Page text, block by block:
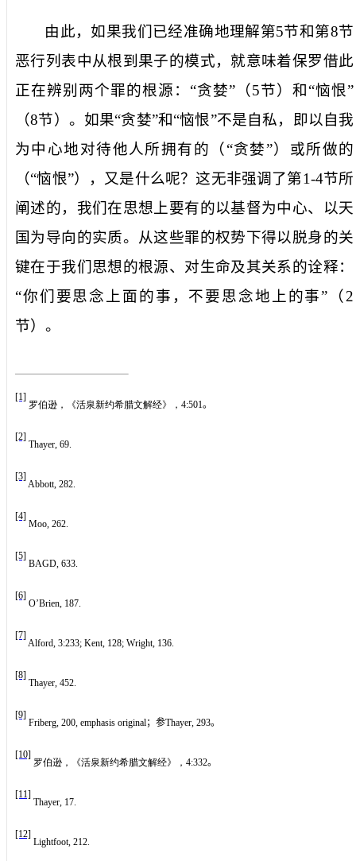
由此，如果我们已经准确地理解第5节和第8节
恶行列表中从根到果子的模式，就意味着保罗借此
正在辨别两个罪的根源：“贪婪”（5节）和“恼恨”
（8节）。如果“贪婪”和“恼恨”不是自私，即以自我
为中心地对待他人所拥有的（“贪婪”）或所做的
（“恼恨”），又是什么呢？这无非强调了第1-4节所
阐述的，我们在思想上要有的以基督为中心、以天
国为导向的实质。从这些罪的权势下得以脱身的关
键在于我们思想的根源、对生命及其关系的诠释：
“你们要思念上面的事，不要思念地上的事”（ 2
节）。
[1]
罗伯逊，《活泉新约希腊文解经》， 4:501。
[2]
Thayer, 69.
[3]
Abbott, 282.
[4]
Moo, 262.
[5]
BAGD, 633.
[6]
O’Brien, 187.
[7]
Alford, 3:233; Kent, 128; Wright, 136.
[8]
Thayer, 452.
[9]
Friberg, 200, emphasis original；参Thayer, 293。
[10]
罗伯逊，《活泉新约希腊文解经》， 4:332。
[11]
Thayer, 17.
[12]
Lightfoot, 212.